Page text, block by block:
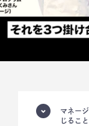
マネー
じるこ